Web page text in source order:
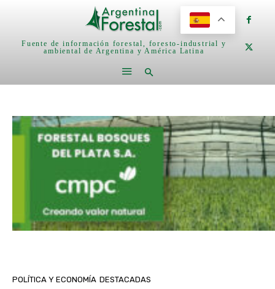
Fuente de información forestal, foresto-industrial y
ambiental de Argentina y América Latina
POLÍTICA Y ECONOMÍA DESTACADAS